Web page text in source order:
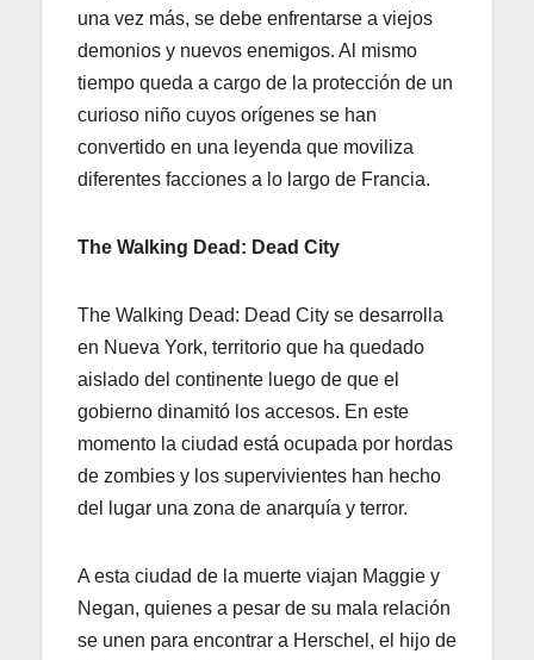
una vez más, se debe enfrentarse a viejos
demonios y nuevos enemigos. Al mismo
tiempo queda a cargo de la protección de un
curioso niño cuyos orígenes se han
convertido en una leyenda que moviliza
diferentes facciones a lo largo de Francia.
The Walking Dead: Dead City
The Walking Dead: Dead City se desarrolla
en Nueva York, territorio que ha quedado
aislado del continente luego de que el
gobierno dinamitó los accesos. En este
momento la ciudad está ocupada por hordas
de zombies y los supervivientes han hecho
del lugar una zona de anarquía y terror.
A esta ciudad de la muerte viajan Maggie y
Negan, quienes a pesar de su mala relación
se unen para encontrar a Herschel, el hijo de